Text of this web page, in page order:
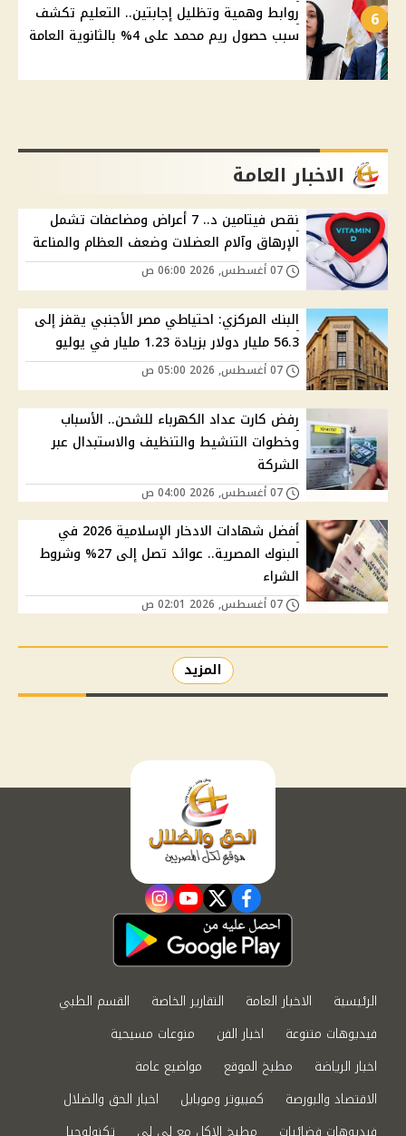
6
روابط وهمية وتظليل إجابتين.. التعليم تكشف
سبب حصول ريم محمد على 4% بالثانوية العامة
الاخبار العامة
نقص فيتامين د.. 7 أعراض ومضاعفات تشمل
الإرهاق وآلام العضلات وضعف العظام والمناعة
البنك المركزي: احتياطي مصر الأجنبي يقفز إلى
56.3 مليار دولار بزيادة 1.23 مليار في يوليو
رفض كارت عداد الكهرباء للشحن.. الأسباب
وخطوات التنشيط والتنظيف والاستبدال عبر
الشركة
أفضل شهادات الادخار الإسلامية 2026 في
البنوك المصرية.. عوائد تصل إلى 27% وشروط
الشراء
المزيد
facebook
twitter
youtube
instagram
الرئيسية الاخبار العامة التقارير الخاصة
القسم الطبي
فيديوهات متنوعة
اخبار الفن
منوعات مسيحية
اخبار الرياضة
مطبخ الموقع
مواضيع عامة
الاقتصاد والبورصة
كمبيوتر وموبايل
اخبار الحق والضلال